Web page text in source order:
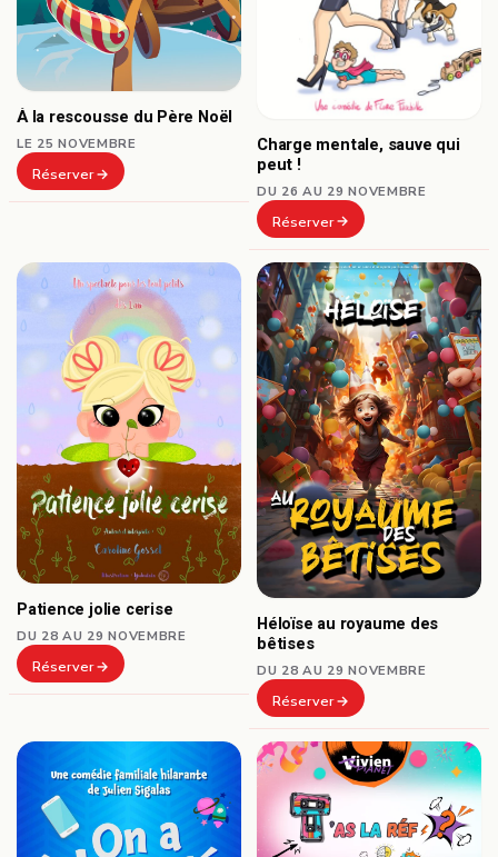
À la rescousse du Père Noël
LE 25 NOVEMBRE
Réserver
Charge mentale, sauve qui
peut !
DU 26 AU 29 NOVEMBRE
Réserver
Patience jolie cerise
DU 28 AU 29 NOVEMBRE
Réserver
Héloïse au royaume des
bêtises
DU 28 AU 29 NOVEMBRE
Réserver